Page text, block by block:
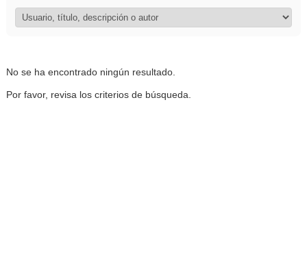
No se ha encontrado ningún resultado.
Por favor, revisa los criterios de búsqueda.